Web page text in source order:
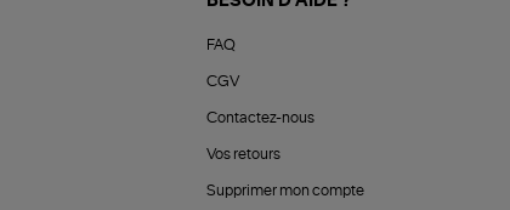
FAQ
CGV
Contactez-nous
Vos retours
Supprimer mon compte